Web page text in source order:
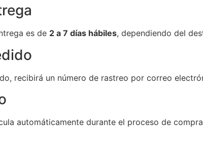
es de 2 a 7 días hábiles, dependiendo del
recibirá un número de rastreo por correo
automáticamente durante el proceso de